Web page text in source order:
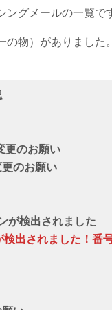
グメールの一覧で
物）がありました。
更のお願い
更のお願い
が検出されました
出されました！番